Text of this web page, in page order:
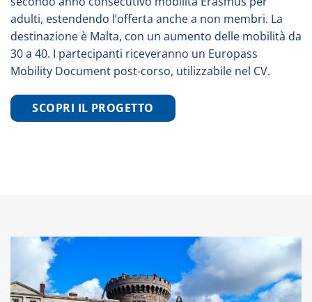
adulti, estendendo l’offerta anche a non membri. La
destinazione è Malta, con un aumento delle mobilità da
30 a 40. I partecipanti riceveranno un Europass
Mobility Document post-corso, utilizzabile nel CV.
SCOPRI IL PROGETTO